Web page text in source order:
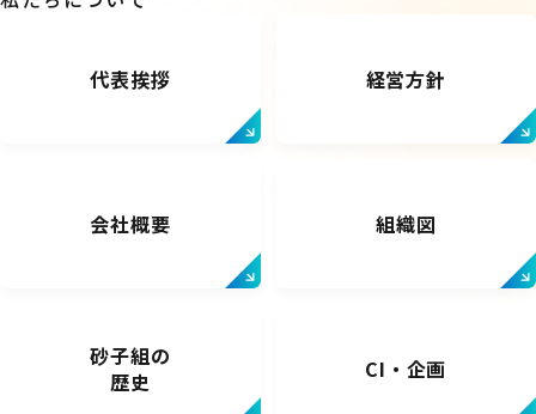
代表挨拶 経営方針
会社概要 組織図
砂子組の
歴史
CI・企画